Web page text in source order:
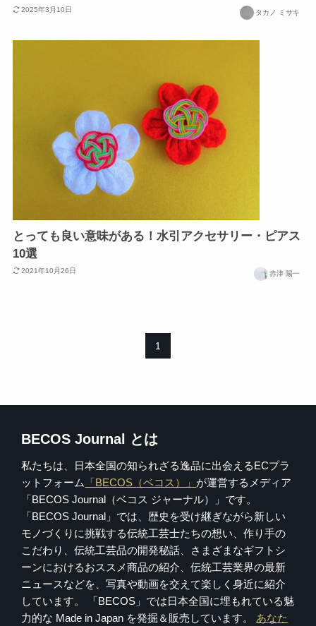
2025年3月10日 タカノ ミサキ
とっても良い意味がある！水引アクセサリー・ピアス
10選
2021年10月26日 赤津 陽一
1
BECOS Journal とは
私たちは、日本全国の知られざる逸品に出会えるECプラ
ットフォーム
「BECOS（ベコス）」 が運営するメディア
「BECOS Journal（ベコス ジャーナル）」です。
「BECOS Journal」では、歴史を受け継ぎながら新しい
モノづくりに挑戦する伝統工芸士たちの想い、作り手の
こだわり、伝統工芸品の開発秘話、さまざまなギフトシ
ーンにおけるおススメ商品の紹介、伝統工芸業界の最新
ニュースなどを、写真や動画を交えて楽しく身近に紹介
しています。 「BECOS」では日本全国に埋もれている魅
力的な Made in Japan を発掘＆販売しています。 あなた